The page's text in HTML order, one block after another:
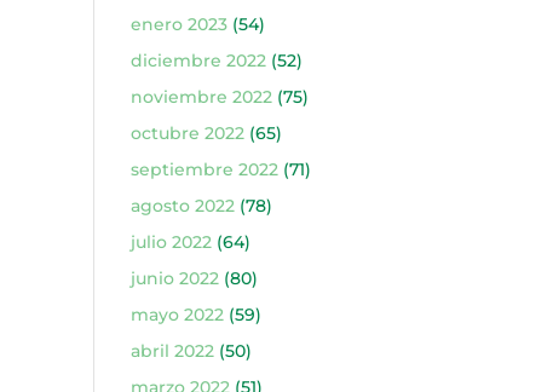
enero 2023(54)
diciembre 2022(52)
noviembre 2022(75)
octubre 2022(65)
septiembre 2022(71)
agosto 2022(78)
julio 2022(64)
junio 2022(80)
mayo 2022(59)
abril 2022(50)
marzo 2022(51)